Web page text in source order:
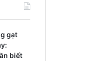
gạt
biết